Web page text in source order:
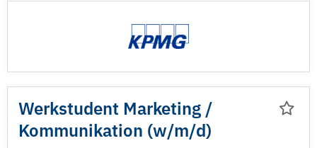
Werkstudent Marketing /
Kommunikation (w/m/d)